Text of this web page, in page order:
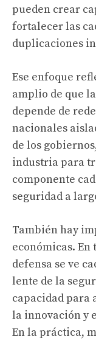
pueden crear
fortalecer las
duplicaciones
Ese enfoque
amplio de que
depende de
nacionales
de los
industria para
componente
seguridad a
También hay
económicas.
defensa se ve
lente de la
capacidad
la innovación y
En la práctica,